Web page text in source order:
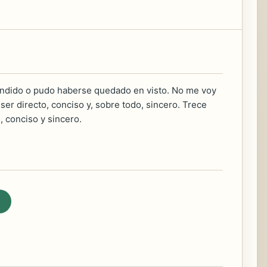
o pudo haberse quedado en visto. No me voy
directo, conciso y, sobre todo, sincero. Trece
conciso y sincero.